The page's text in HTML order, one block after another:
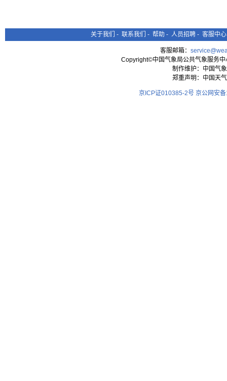
关于我们 - 联系我们 - 帮助 - 人员招聘 - 客服中心
客服邮箱：
Copyright©中国气象局公共气象服务
制作维护：中国气
郑重声明：中国天
京ICP证010385-2号 京公网安